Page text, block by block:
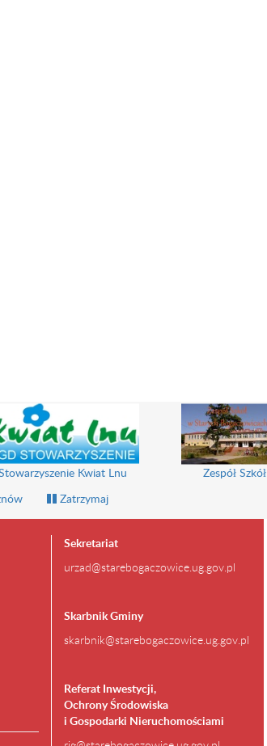
Kwiat Lnu Zespół Szkół
Zatrzymaj
Sekretariat
urzad@starebogaczowice.ug.gov.pl
Skarbnik Gminy
skarbnik@starebogaczowice.ug.gov.pl
Referat Inwestycji,
Ochrony Środowiska
i Gospodarki Nieruchomościami